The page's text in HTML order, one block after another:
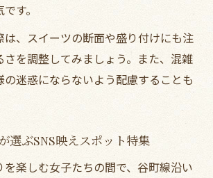
す。
は、スイーツの断面や盛り付けにも注
さを調整してみましょう。また、混雑
の迷惑にならないよう配慮することも
選ぶSNS映えスポット特集
を楽しむ女子たちの間で、谷町線沿い